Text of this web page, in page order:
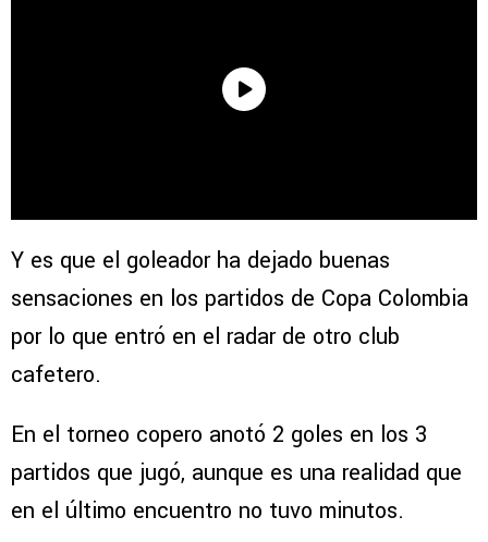
Y es que el goleador ha dejado buenas
sensaciones en los partidos de Copa Colombia
por lo que entró en el radar de otro club
cafetero.
En el torneo copero anotó 2 goles en los 3
partidos que jugó, aunque es una realidad que
en el último encuentro no tuvo minutos.